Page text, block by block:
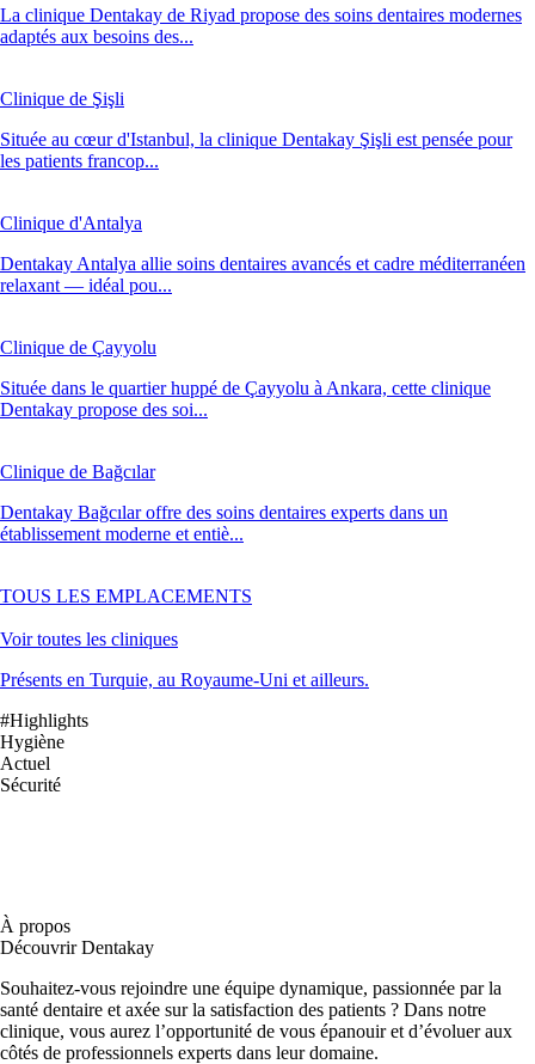
La clinique Dentakay de Riyad propose des soins dentaires modernes
adaptés aux besoins des...
Clinique de Şişli
Située au cœur d'Istanbul, la clinique Dentakay Şişli est pensée pour
les patients francop...
Clinique d'Antalya
Dentakay Antalya allie soins dentaires avancés et cadre méditerranéen
relaxant — idéal pou...
Clinique de Çayyolu
Située dans le quartier huppé de Çayyolu à Ankara, cette clinique
Dentakay propose des soi...
Clinique de Bağcılar
Dentakay Bağcılar offre des soins dentaires experts dans un
établissement moderne et entiè...
TOUS LES EMPLACEMENTS
Voir toutes les cliniques
Présents en Turquie, au Royaume-Uni et ailleurs.
#Highlights
Hygiène
Actuel
Sécurité
À propos
Découvrir Dentakay
Souhaitez-vous rejoindre une équipe dynamique, passionnée par la
santé dentaire et axée sur la satisfaction des patients ? Dans notre
clinique, vous aurez l’opportunité de vous épanouir et d’évoluer aux
côtés de professionnels experts dans leur domaine.